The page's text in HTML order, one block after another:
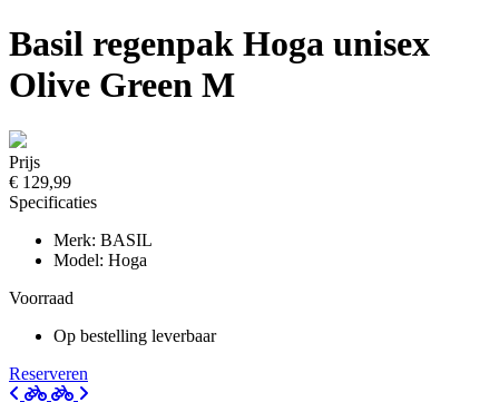
Basil regenpak Hoga unisex
Olive Green M
Prijs
€ 129,99
Specificaties
Merk: BASIL
Model: Hoga
Voorraad
Op bestelling leverbaar
Reserveren